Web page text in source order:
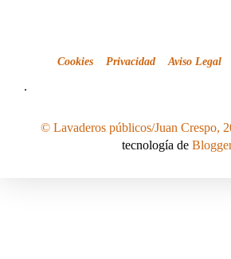
Cookies Privacidad Aviso Legal
.
© Lavaderos públicos/Juan Crespo,
tecnología de Blogger